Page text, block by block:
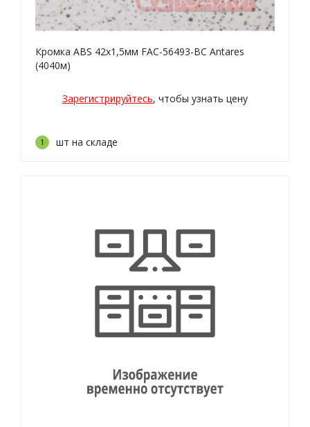
Кромка ABS 42х1,5мм FAC-56493-BC Antares
(4040м)
Зарегистрируйтесь, чтобы узнать цену
1 шт на складе